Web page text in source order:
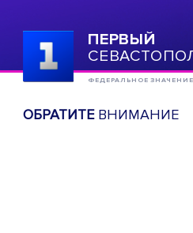
ПЕРВЫЙ
ФЕДЕРАЛЬНОЕ ЗНАЧЕНИЕ
ОБРАТИТЕВНИМАНИЕ